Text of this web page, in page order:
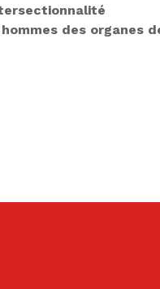
des organes